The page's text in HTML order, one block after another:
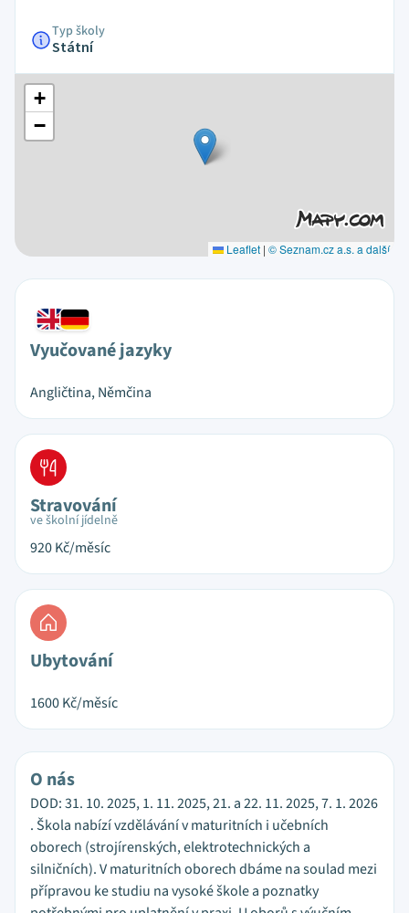
Typ školy
Státní
+
−
Leaflet | © Seznam.cz a.s. a další
Vyučované jazyky
Angličtina, Němčina
Stravování
ve školní jídelně
920Kč/měsíc
Ubytování
1600Kč/měsíc
O nás
DOD: 31. 10. 2025, 1. 11. 2025, 21. a 22. 11. 2025, 7. 1. 2026
. Škola nabízí vzdělávání v maturitních i učebních
oborech (strojírenských, elektrotechnických a
silničních). V maturitních oborech dbáme na soulad mezi
přípravou ke studiu na vysoké škole a poznatky